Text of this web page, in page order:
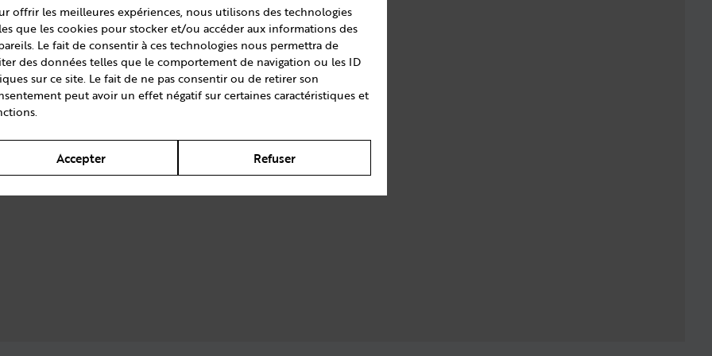
offrir les meilleures expériences, nous utilisons des technologies
que les cookies pour stocker et/ou accéder aux informations des
Le fait de consentir à ces technologies nous permettra de
des données telles que le comportement de navigation ou les ID
sur ce site. Le fait de ne pas consentir ou de retirer son
peut avoir un effet négatif sur certaines caractéristiques et
Accepter Refuser